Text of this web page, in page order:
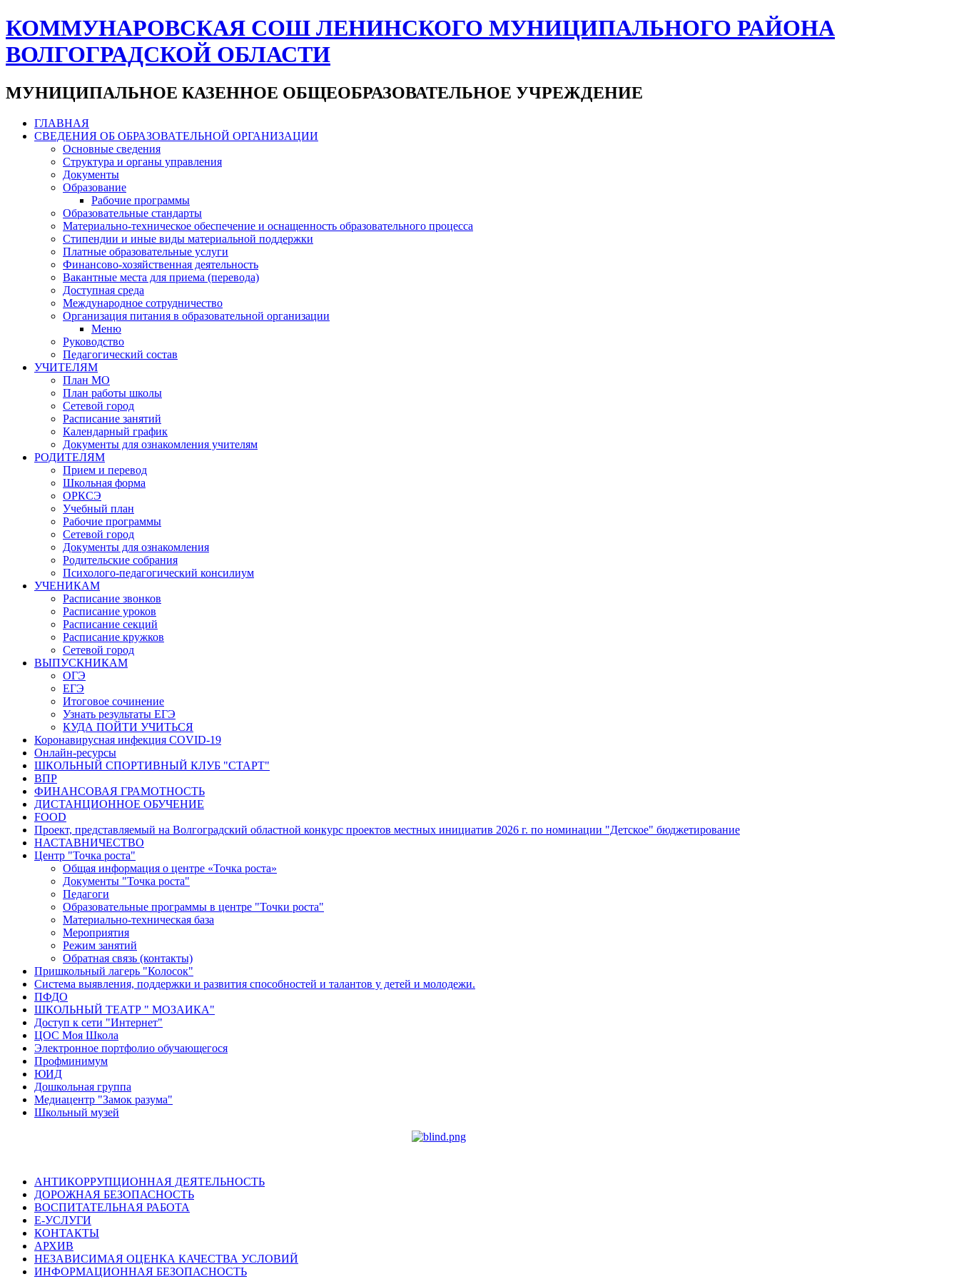
КОММУНАРОВСКАЯ СОШ ЛЕНИНСКОГО МУНИЦИПАЛЬНОГО РАЙОНА
ВОЛГОГРАДСКОЙ ОБЛАСТИ
МУНИЦИПАЛЬНОЕ КАЗЕННОЕ ОБЩЕОБРАЗОВАТЕЛЬНОЕ УЧРЕЖДЕНИЕ
ГЛАВНАЯ
СВЕДЕНИЯ ОБ ОБРАЗОВАТЕЛЬНОЙ ОРГАНИЗАЦИИ
Основные сведения
Структура и органы управления
Документы
Образование
Рабочие программы
Образовательные стандарты
Материально-техническое обеспечение и оснащенность образовательного процесса
Стипендии и иные виды материальной поддержки
Платные образовательные услуги
Финансово-хозяйственная деятельность
Вакантные места для приема (перевода)
Доступная среда
Международное сотрудничество
Организация питания в образовательной организации
Меню
Руководство
Педагогический состав
УЧИТЕЛЯМ
План МО
План работы школы
Сетевой город
Расписание занятий
Календарный график
Документы для ознакомления учителям
РОДИТЕЛЯМ
Прием и перевод
Школьная форма
ОРКСЭ
Учебный план
Рабочие программы
Сетевой город
Документы для ознакомления
Родительские собрания
Психолого-педагогический консилиум
УЧЕНИКАМ
Расписание звонков
Расписание уроков
Расписание секций
Расписание кружков
Сетевой город
ВЫПУСКНИКАМ
ОГЭ
ЕГЭ
Итоговое сочинение
Узнать результаты ЕГЭ
КУДА ПОЙТИ УЧИТЬСЯ
Коронавирусная инфекция COVID-19
Онлайн-ресурсы
ШКОЛЬНЫЙ СПОРТИВНЫЙ КЛУБ "СТАРТ"
ВПР
ФИНАНСОВАЯ ГРАМОТНОСТЬ
ДИСТАНЦИОННОЕ ОБУЧЕНИЕ
FOOD
Проект, представляемый на Волгоградский областной конкурс проектов местных инициатив 2026 г. по номинации "Детское" бюджетирование
НАСТАВНИЧЕСТВО
Центр "Точка роста"
Общая информация о центре «Точка роста»
Документы "Точка роста"
Педагоги
Образовательные программы в центре "Точки роста"
Материально-техническая база
Мероприятия
Режим занятий
Обратная связь (контакты)
Пришкольный лагерь "Колосок"
Система выявления, поддержки и развития способностей и талантов у детей и молодежи.
ПФДО
ШКОЛЬНЫЙ ТЕАТР " МОЗАИКА"
Доступ к сети "Интернет"
ЦОС Моя Школа
Электронное портфолио обучающегося
Профминимум
ЮИД
Дошкольная группа
Медиацентр "Замок разума"
Школьный музей
АНТИКОРРУПЦИОННАЯ ДЕЯТЕЛЬНОСТЬ
ДОРОЖНАЯ БЕЗОПАСНОСТЬ
ВОСПИТАТЕЛЬНАЯ РАБОТА
Е-УСЛУГИ
КОНТАКТЫ
АРХИВ
НЕЗАВИСИМАЯ ОЦЕНКА КАЧЕСТВА УСЛОВИЙ
ИНФОРМАЦИОННАЯ БЕЗОПАСНОСТЬ